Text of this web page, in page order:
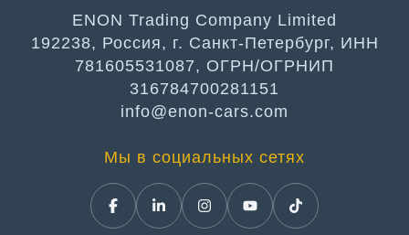
ENON Trading Company Limited
192238, Россия, г. Санкт-Петербург, ИНН
781605531087, ОГРН/ОГРНИП
316784700281151
info@enon-cars.com
Мы в социальных сетях